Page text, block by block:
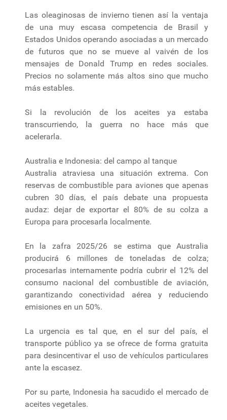
Las oleaginosas de invierno tienen así la ventaja
de una muy escasa competencia de Brasil y
Estados Unidos operando asociadas a un mercado
de futuros que no se mueve al vaivén de los
mensajes de Donald Trump en redes sociales.
Precios no solamente más altos sino que mucho
más estables.
Si la revolución de los aceites ya estaba
transcurriendo, la guerra no hace más que
acelerarla.
Australia e Indonesia: del campo al tanque
Australia atraviesa una situación extrema. Con
reservas de combustible para aviones que apenas
cubren 30 días, el país debate una propuesta
audaz: dejar de exportar el 80% de su colza a
Europa para procesarla localmente.
En la zafra 2025/26 se estima que Australia
producirá 6 millones de toneladas de colza;
procesarlas internamente podría cubrir el 12% del
consumo nacional del combustible de aviación,
garantizando conectividad aérea y reduciendo
emisiones en un 50%.
La urgencia es tal que, en el sur del país, el
transporte público ya se ofrece de forma gratuita
para desincentivar el uso de vehículos particulares
ante la escasez.
Por su parte, Indonesia ha sacudido el mercado de
aceites vegetales.